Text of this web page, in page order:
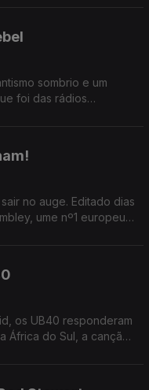
sombrio e um
foi das rádios
no auge. Editado dias
ume nº1 europeu
os UB40 responderam
África do Sul, a canção